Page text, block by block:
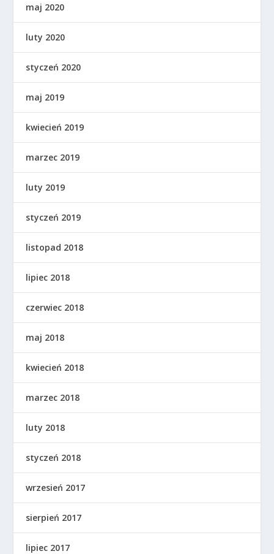
maj 2020
luty 2020
styczeń 2020
maj 2019
kwiecień 2019
marzec 2019
luty 2019
styczeń 2019
listopad 2018
lipiec 2018
czerwiec 2018
maj 2018
kwiecień 2018
marzec 2018
luty 2018
styczeń 2018
wrzesień 2017
sierpień 2017
lipiec 2017